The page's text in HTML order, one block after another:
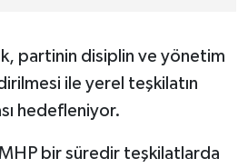
partinin disiplin ve yönetim
ile yerel teşkilatın
hedefleniyor.
MHP bir süredir teşkilatlarda